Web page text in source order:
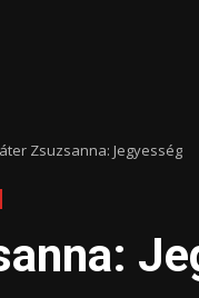
Zsuzsanna: Jegyesség